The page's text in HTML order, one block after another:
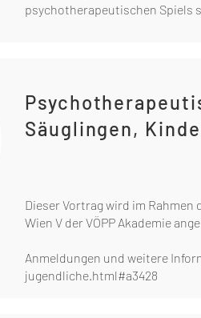
psychotherapeutischen Spiels
Säuglingen,
Dieser Vortrag wird im
Wien V der VÖPP Akademie
Anmeldungen und weitere
jugendliche.html#a3428